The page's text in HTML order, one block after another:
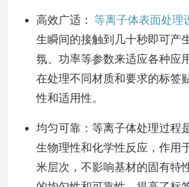
高效广适： 等离子体表面处理
生瞬间的接触到几十秒即可产
氛、功率等参数来适应各种应
在处理不同材质和要求的标签
性和适用性。
均匀可靠：等离子体处理过程
生物理性和化学性反应，作用
米层次，不影响基材的固有特